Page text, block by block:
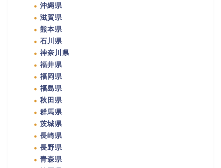
沖縄県
滋賀県
熊本県
石川県
神奈川県
福井県
福岡県
福島県
秋田県
群馬県
茨城県
長崎県
長野県
青森県